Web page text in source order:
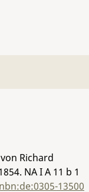
Richard
NA I A 11 b 1
13500